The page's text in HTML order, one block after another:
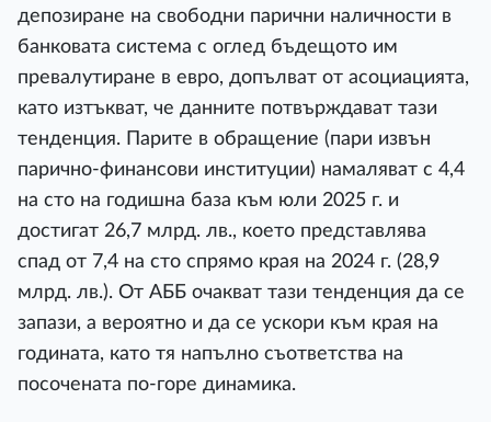
депозиране на свободни парични наличности в
банковата система с оглед бъдещото им
превалутиране в евро, допълват от асоциацията,
като изтъкват, че данните потвърждават тази
тенденция. Парите в обращение (пари извън
парично-финансови институции) намаляват с 4,4
на сто на годишна база към юли 2025 г. и
достигат 26,7 млрд. лв., което представлява
спад от 7,4 на сто спрямо края на 2024 г. (28,9
млрд. лв.). От АББ очакват тази тенденция да се
запази, а вероятно и да се ускори към края на
годината, като тя напълно съответства на
посочената по-горе динамика.